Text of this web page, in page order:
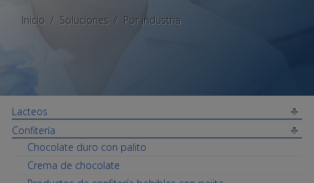
Inicio Soluciones Por industria
Lacteos
Confitería
Chocolate duro con palito
Crema de chocolate